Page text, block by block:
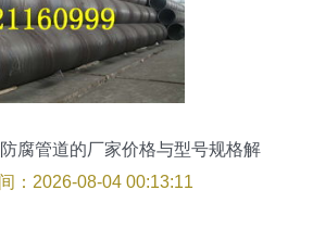
腐管道的厂家价格与型号规格解
析
：2026-08-04 00:13:11